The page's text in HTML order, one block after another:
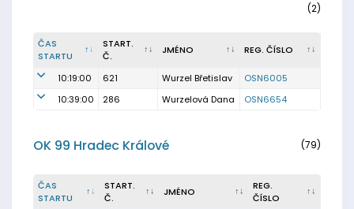
(2)
ČAS
STARTU
START.
Č.
JMÉNO REG. ČÍSLO
10:19:00 621 Wurzel Břetislav
OSN6005
10:39:00
286 Wurzelová Dana OSN6654
OK 99 Hradec Králové (79)
ČAS
STARTU
START.
Č.
JMÉNO
REG.
ČÍSLO